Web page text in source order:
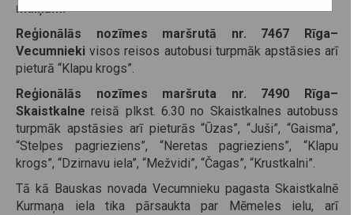
maiņām.
Reģionālās nozīmes maršrutā nr. 7467 Rīga–
Vecumnieki visos reisos autobusi turpmāk apstāsies arī
pieturā “Klapu krogs”.
Reģionālās nozīmes maršruta nr. 7490 Rīga–
Skaistkalne reisā plkst. 6.30 no Skaistkalnes autobuss
turpmāk apstāsies arī pieturās “Ūzas”, “Juši”, “Gaisma”,
“Stelpes pagrieziens”, “Neretas pagrieziens”, “Klapu
krogs”, “Dzirnavu iela”, “Mežvidi”, “Čagas”, “Krustkalni”.
Tā kā Bauskas novada Vecumnieku pagasta Skaistkalnē
Kurmaņa iela tika pārsaukta par Mēmeles ielu, arī